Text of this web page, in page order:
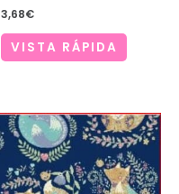
3,68€
VISTA RÁPIDA